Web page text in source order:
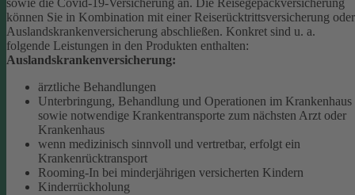
sowie die Covid-19-Versicherung an. Die Reisegepäckversicherung
können Sie in Kombination mit einer Reiserücktrittsversicherung oder
Auslandskrankenversicherung abschließen. Konkret sind u. a.
folgende Leistungen in den Produkten enthalten:
Auslandskrankenversicherung:
ärztliche Behandlungen
Unterbringung, Behandlung und Operationen im Krankenhaus
sowie notwendige Krankentransporte zum nächsten Arzt oder
Krankenhaus
wenn medizinisch sinnvoll und vertretbar, erfolgt ein
Krankenrücktransport
Rooming-In bei minderjährigen versicherten Kindern
Kinderrückholung